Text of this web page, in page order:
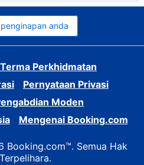
anda
Terma Perkhidmatan
Pernyataan Privasi
Moden
Mengenai Booking.com
Semua Hak